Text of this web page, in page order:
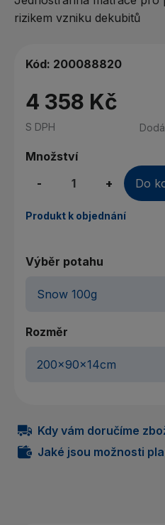
rizikem vzniku dekubitů
Kód: 200088820
4 358 Kč
S DPH
Množství
-
+ Do
Produkt k objednání
Výběr potahu
Rozměr
Kdy vám doručíme
Jaké jsou možnosti